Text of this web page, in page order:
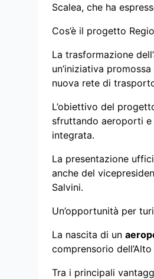
Scalea, che ha
Cos’è il progetto
La trasformazione
un’iniziativa
nuova rete di
L’obiettivo del
sfruttando aeroporti
integrata.
La presentazione
anche del
Salvini.
Un’opportunità per
La nascita di un
comprensorio
Tra i principali